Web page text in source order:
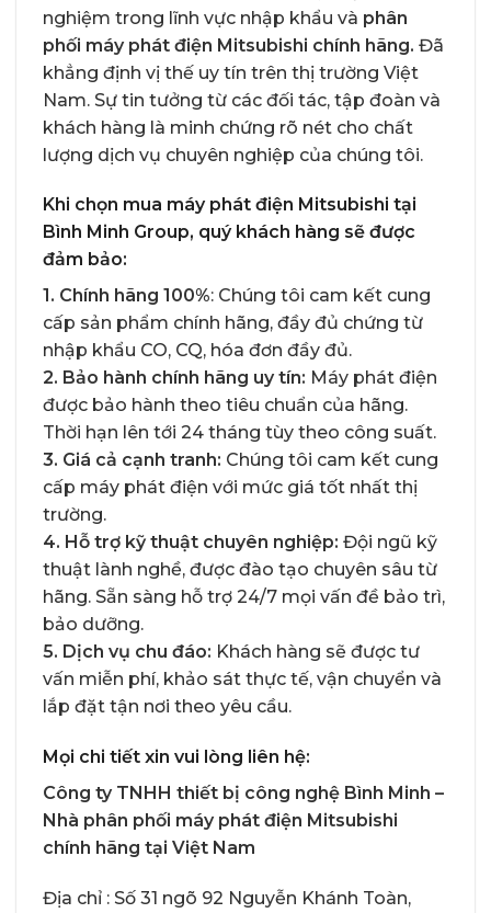
nghiệm trong lĩnh vực nhập khẩu và phân
phối máy phát điện Mitsubishi chính hãng. Đã
khẳng định vị thế uy tín trên thị trường Việt
Nam. Sự tin tưởng từ các đối tác, tập đoàn và
khách hàng là minh chứng rõ nét cho chất
lượng dịch vụ chuyên nghiệp của chúng tôi.
Khi chọn mua máy phát điện Mitsubishi tại
Bình Minh Group, quý khách hàng sẽ được
đảm bảo:
1. Chính hãng 100%: Chúng tôi cam kết cung
cấp sản phẩm chính hãng, đầy đủ chứng từ
nhập khẩu CO, CQ, hóa đơn đầy đủ.
2. Bảo hành chính hãng uy tín: Máy phát điện
được bảo hành theo tiêu chuẩn của hãng.
Thời hạn lên tới 24 tháng tùy theo công suất.
3. Giá cả cạnh tranh: Chúng tôi cam kết cung
cấp máy phát điện với mức giá tốt nhất thị
trường.
4. Hỗ trợ kỹ thuật chuyên nghiệp: Đội ngũ kỹ
thuật lành nghề, được đào tạo chuyên sâu từ
hãng. Sẵn sàng hỗ trợ 24/7 mọi vấn đề bảo trì,
bảo dưỡng.
5. Dịch vụ chu đáo: Khách hàng sẽ được tư
vấn miễn phí, khảo sát thực tế, vận chuyển và
lắp đặt tận nơi theo yêu cầu.
Mọi chi tiết xin vui lòng liên hệ:
Công ty TNHH thiết bị công nghệ Bình Minh –
Nhà phân phối máy phát điện Mitsubishi
chính hãng tại Việt Nam
Địa chỉ : Số 31 ngõ 92 Nguyễn Khánh Toàn,